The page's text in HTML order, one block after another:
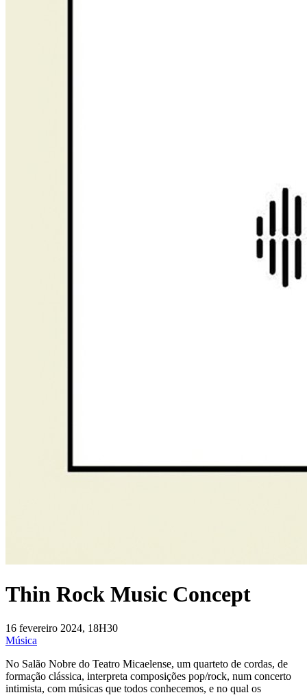
Thin Rock Music Concept
16 fevereiro 2024, 18H30
Música
No Salão Nobre do Teatro Micaelense, um quarteto de cordas, de
formação clássica, interpreta composições pop/rock, num concerto
intimista, com músicas que todos conhecemos, e no qual os